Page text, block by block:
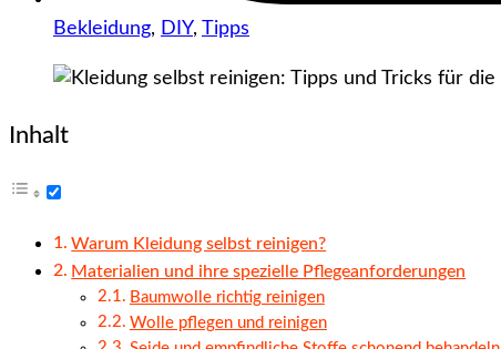
Bekleidung, DIY, Tipps
Inhalt
Warum Kleidung selbst reinigen?
Materialien und ihre spezielle Pflegeanforderungen
Baumwolle richtig reinigen
Wolle pflegen und reinigen